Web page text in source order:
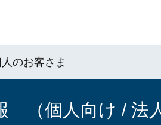
のお客さま
（個人向け / 法